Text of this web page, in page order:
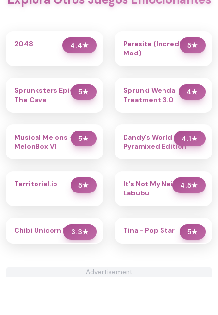
4.4★
2048 5★
Parasite (Incredibox
Mod)
5★
Sprunksters Episode 2:
The Cave
4★
Sprunki Wenda
Treatment 3.0
5★
Musical Melons –
MelonBox V1
4.1★
Dandy’s World
Pyramixed Edition
5★
Territorial.io 4.5★
It's Not My Neighbor:
Labubu
3.3★
Chibi Unicorn Dress Up 5★
Tina - Pop Star
Advertisement